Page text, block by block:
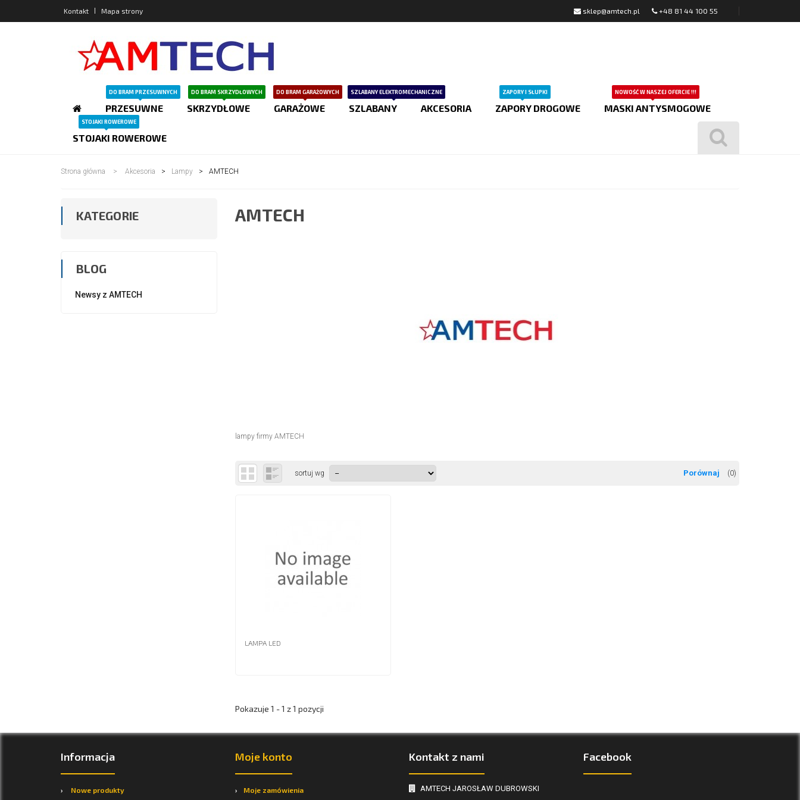
Kontakt Mapa strony sklep@amtech.pl +48 81 44 100 55
PRZESUWNE
DO BRAM PRZESUWNYCH
SKRZYDŁOWE
DO BRAM SKRZYDŁOWYCH
GARAŻOWE
DO BRAM GARAŻOWYCH
SZLABANY
SZLABANY ELEKTROMECHANICZNE
AKCESORIA ZAPORY DROGOWE
ZAPORY I SŁUPKI
MASKI ANTYSMOGOWE
NOWOŚĆ W NASZEJ OFERCIE !!!
STOJAKI ROWEROWE
STOJAKI ROWEROWE
Strona główna > Akcesoria > Lampy > AMTECH
KATEGORIE
BLOG
Newsy z AMTECH
AMTECH
lampy firmy AMTECH
sortuj wg (0)
LAMPA LED
Pokazuje 1 - 1 z 1 pozycji
Informacja
Nowe produkty
Moje konto
Moje zamówienia
Kontakt z nami
AMTECH JAROSŁAW DUBROWSKI
Facebook